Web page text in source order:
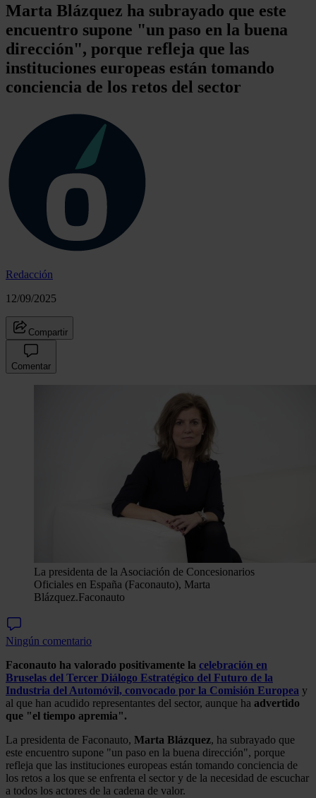
Marta Blázquez ha subrayado que este
encuentro supone "un paso en la buena
dirección", porque refleja que las
instituciones europeas están tomando
conciencia de los retos del sector
Redacción
12/09/2025
Compartir
Comentar
La presidenta de la Asociación de Concesionarios
Oficiales en España (Faconauto), Marta
Blázquez.Faconauto
Ningún comentario
Faconauto ha valorado positivamente la celebración en
Bruselas del Tercer Diálogo Estratégico del Futuro de la
Industria del Automóvil, convocado por la Comisión Europea y
al que han acudido representantes del sector, aunque ha advertido
que "el tiempo apremia".
La presidenta de Faconauto, Marta Blázquez, ha subrayado que
este encuentro supone "un paso en la buena dirección", porque
refleja que las instituciones europeas están tomando conciencia de
los retos a los que se enfrenta el sector y de la necesidad de escuchar
a todos los actores de la cadena de valor.